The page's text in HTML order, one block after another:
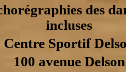
des
incluses
Centre Sportif
100 avenue Delson